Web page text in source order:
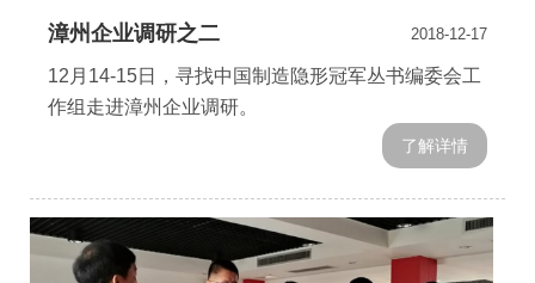
漳州企业调研之二 2018-12-17
12月14-15日，寻找中国制造隐形冠军丛书编委会工
作组走进漳州企业调研。
了解详情